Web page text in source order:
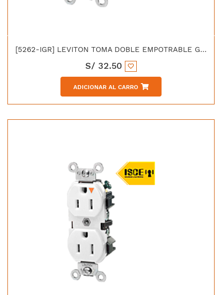
[5262-IGR] LEVITON TOMA DOBLE EMPOTRABLE G/INDUSTRIAL TIERRA AISLADA 2X15A L/T 125V ROJO
S/ 32.50
ADICIONAR AL CARRO